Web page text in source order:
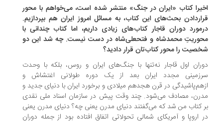
کتاب «ایران در جنگ» منتشر شده است، می‌خواهم با محور
بحث‌های این کتاب، به مسائل امروز ایران هم بپردازیم.
دوران قاجار کتاب‌های زیادی داریم، اما کتاب‌ چندانی با
محمدشاه و فتحعلی‌شاه در دست نیست. چه شد این دو
را محور کتاب‌تان قرار دادید؟
اول قاجار نه‌تنها با جنگ‌های ایران و روس، بلکه با وحدت
مجدد ایران بعد از یک دوره طولانی اغتشاش و
در قرن هجدهم میلادی و برخورد ایران با دنیای جدید و
مصادف می‌شود. چند وقت پیش در سازمان اسناد ملی نقدی
کتاب من شد که می‌گفتند دنیای مدرن یعنی چه؟ دنیای مدرن یعنی
اروپا و آمریکای شمالی تحولاتی اتفاق افتاده بود از‌ جمله دوران